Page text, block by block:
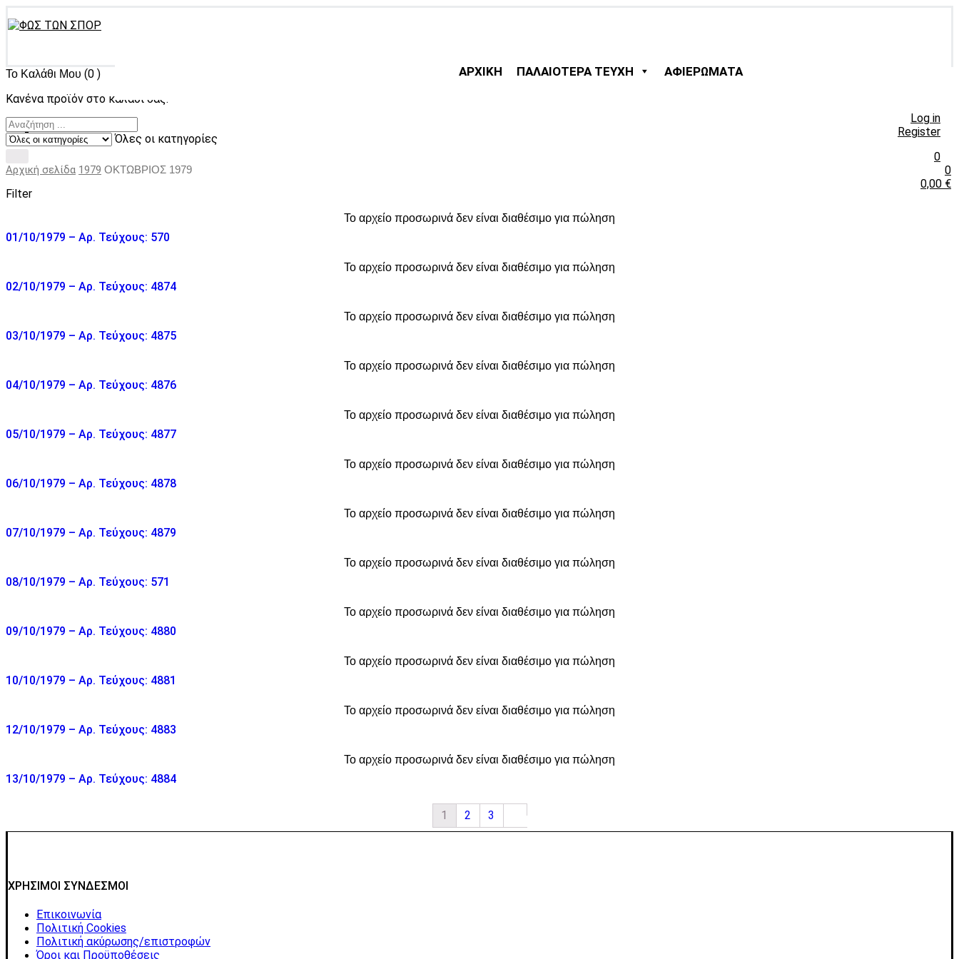
ΑΡΧΙΚΗ ΠΑΛΑΙΟΤΕΡΑ ΤΕΥΧΗ ΑΦΙΕΡΩΜΑΤΑ
Log in
Register
0
0
0,00 €
Το Καλάθι Μου (0 )
Κανένα προϊόν στο καλάθι σας.
Όλες οι κατηγορίες
Αρχική σελίδα 1979 ΟΚΤΩΒΡΙΟΣ 1979
Filter
Το αρχείο προσωρινά δεν είναι διαθέσιμο για πώληση
01/10/1979 – Αρ. Τεύχους: 570
Το αρχείο προσωρινά δεν είναι διαθέσιμο για πώληση
02/10/1979 – Αρ. Τεύχους: 4874
Το αρχείο προσωρινά δεν είναι διαθέσιμο για πώληση
03/10/1979 – Αρ. Τεύχους: 4875
Το αρχείο προσωρινά δεν είναι διαθέσιμο για πώληση
04/10/1979 – Αρ. Τεύχους: 4876
Το αρχείο προσωρινά δεν είναι διαθέσιμο για πώληση
05/10/1979 – Αρ. Τεύχους: 4877
Το αρχείο προσωρινά δεν είναι διαθέσιμο για πώληση
06/10/1979 – Αρ. Τεύχους: 4878
Το αρχείο προσωρινά δεν είναι διαθέσιμο για πώληση
07/10/1979 – Αρ. Τεύχους: 4879
Το αρχείο προσωρινά δεν είναι διαθέσιμο για πώληση
08/10/1979 – Αρ. Τεύχους: 571
Το αρχείο προσωρινά δεν είναι διαθέσιμο για πώληση
09/10/1979 – Αρ. Τεύχους: 4880
Το αρχείο προσωρινά δεν είναι διαθέσιμο για πώληση
10/10/1979 – Αρ. Τεύχους: 4881
Το αρχείο προσωρινά δεν είναι διαθέσιμο για πώληση
12/10/1979 – Αρ. Τεύχους: 4883
Το αρχείο προσωρινά δεν είναι διαθέσιμο για πώληση
13/10/1979 – Αρ. Τεύχους: 4884
1 2 3
ΧΡΗΣΙΜΟΙ ΣΥΝΔΕΣΜΟΙ
Επικοινωνία
Πολιτική Cookies
Πολιτική ακύρωσης/επιστροφών
Όροι και Προϋποθέσεις